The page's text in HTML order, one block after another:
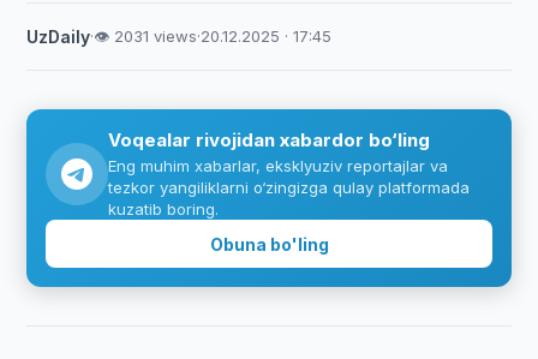
UzDaily·👁 2031 views·20.12.2025 · 17:45
Voqealar rivojidan xabardor bo‘ling
Eng muhim xabarlar, eksklyuziv reportajlar va
tezkor yangiliklarni o‘zingizga qulay platformada
kuzatib boring.
Obuna bo'ling